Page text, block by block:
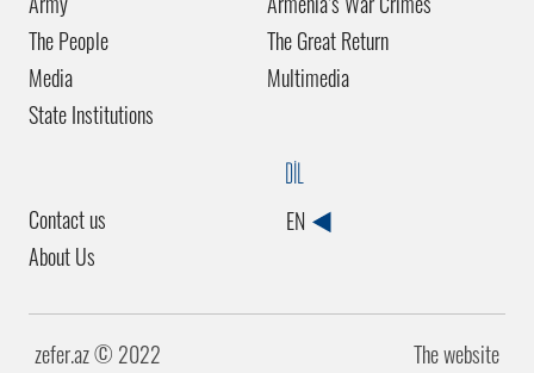
The People
Media
State Institutions
The Great Return
Multimedia
Contact us
About Us
DİL
EN
zefer.az ©️ 2022
The website